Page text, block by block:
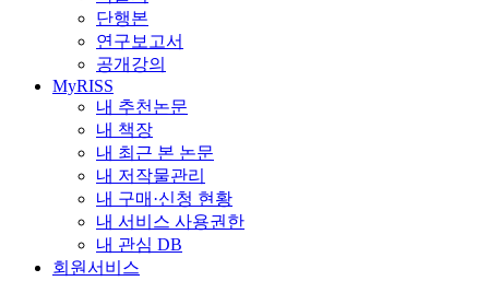
단행본
연구보고서
공개강의
MyRISS
내 추천논문
내 책장
내 최근 본 논문
내 저작물관리
내 구매·신청 현황
내 서비스 사용권한
내 관심 DB
회원서비스